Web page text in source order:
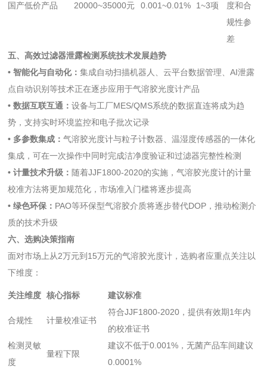
国产低价产品 20000~35000元 0.001~0.01% 1~3项
度和合
规性参
差
五、高效过滤器泄露检测系统技术发展趋势
• 智能化与自动化：集成自动扫描机器人、云平台数据管理、AI泄露
点自动识别等技术正在逐步应用于气溶胶光度计产品
• 数据互联互通：设备与工厂MES/QMS系统的数据直连将成为趋
势，支持实时环境监控和电子批次记录
• 多参数集成：气溶胶光度计与粒子计数器、温湿度传感器的一体化
集成，可在一次操作中同时完成洁净度验证和过滤器完整性检测
• 计量技术升级： 随着JJF1800-2020的实施，气溶胶光度计的计量
校准方法将更加规范化，市场准入门槛将逐步提高
• 绿色环保： PAO等环保型气溶胶介质将逐步替代DOP，推动检测介
质的技术升级
六、选购决策指南
面对市场上从2万元到15万元的气溶胶光度计，选购者应重点关注以
下维度：
关注维度 核心指标 建议标准
合规性 计量校准证书
符合JJF1800-2020，提供有效期1年内
的校准证书
检测灵敏
度
量程下限
建议不低于0.001%，无菌产品车间建议
0.0001%